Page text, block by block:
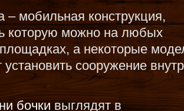
– мобильная конструкция,
которую можно на любых
а некоторые
сооружение
бочкивыглядят в